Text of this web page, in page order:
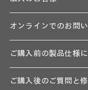
オンラインでのお問
ご購入前の製品仕様
ご購入後のご質問と